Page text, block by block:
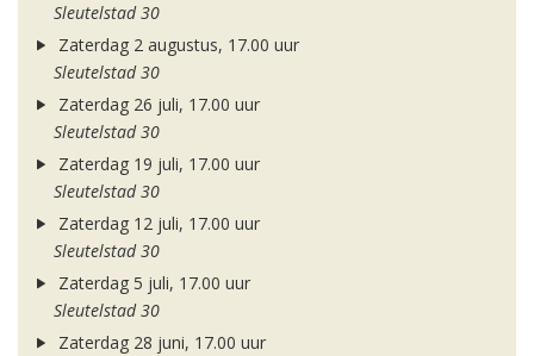
Sleutelstad 30
Zaterdag 2 augustus, 17.00 uur
Sleutelstad 30
Zaterdag 26 juli, 17.00 uur
Sleutelstad 30
Zaterdag 19 juli, 17.00 uur
Sleutelstad 30
Zaterdag 12 juli, 17.00 uur
Sleutelstad 30
Zaterdag 5 juli, 17.00 uur
Sleutelstad 30
Zaterdag 28 juni, 17.00 uur